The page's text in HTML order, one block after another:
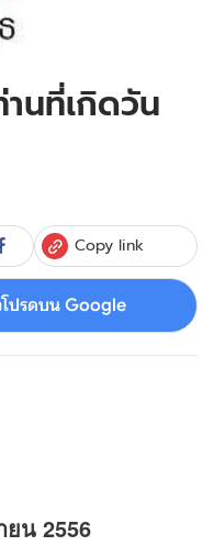
นที่เกิดวัน
Copy link
โปรดบน Google
น 2556